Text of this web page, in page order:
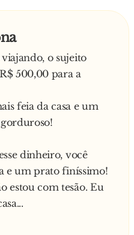
está fazendo!
o sujeito
500,00 para a
feia da casa e um
dinheiro, você
e um prato finíssimo!
estou com tesão. Eu